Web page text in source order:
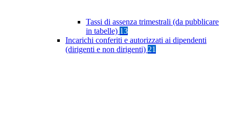
Tassi di assenza trimestrali (da pubblicare
in tabelle) 13
Incarichi conferiti e autorizzati ai dipendenti
(dirigenti e non dirigenti) 21